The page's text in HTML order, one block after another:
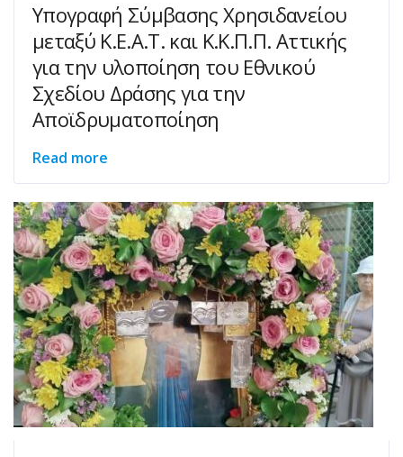
Υπογραφή Σύμβασης Χρησιδανείου
μεταξύ Κ.Ε.Α.Τ. και Κ.Κ.Π.Π. Αττικής
για την υλοποίηση του Εθνικού
Σχεδίου Δράσης για την
Αποϊδρυματοποίηση
Read more